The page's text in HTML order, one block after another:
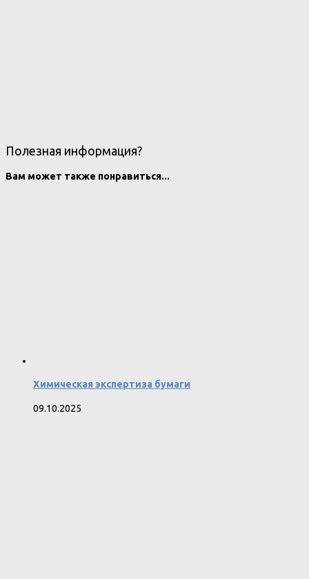
Полезная информация?
Вам может также понравиться...
Химическая экспертиза бумаги
09.10.2025